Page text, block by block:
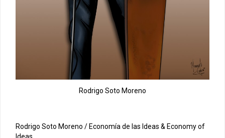
Rodrigo Soto Moreno
Rodrigo Soto Moreno / Economía de las Ideas & Economy of
Ideas